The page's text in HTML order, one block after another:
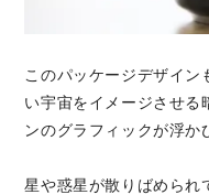
このパッケージデザイン
い宇宙をイメージさせる
ンのグラフィックが浮か
星や惑星が散りばめられ